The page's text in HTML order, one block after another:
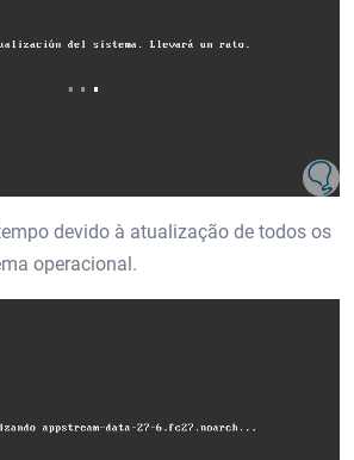
devido à atualização de todos os
operacional.